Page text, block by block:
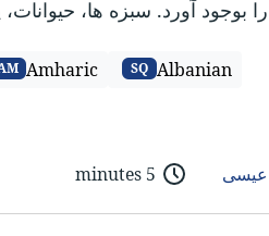
را بوجود آورد. سبزه ها،
Albanian
SQ
Amharic
عیسی 5 minutes